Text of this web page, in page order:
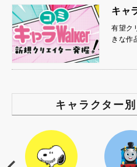
キャ
有望ク
きな作
キャラクター